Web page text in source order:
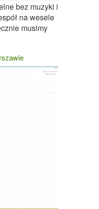
bez muzyki i
na wesele
musimy